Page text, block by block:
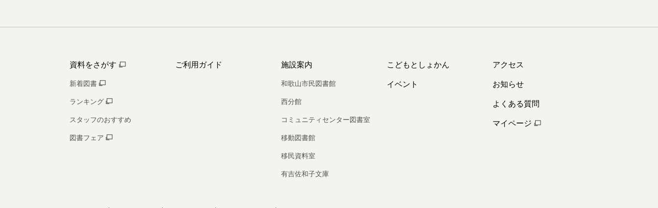
資料をさがす
新着図書
ランキング
スタッフのおすすめ
図書フェア
ご利用ガイド 施設案内
和歌山市民図書館
西分館
コミュニティセンター図書室
移動図書館
移民資料室
有吉佐和子文庫
こどもとしょかん
イベント
アクセス
お知らせ
よくある質問
マイページ